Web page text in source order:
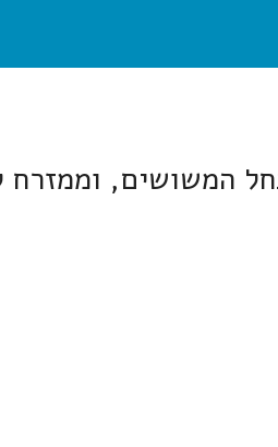
נחל המשושים,